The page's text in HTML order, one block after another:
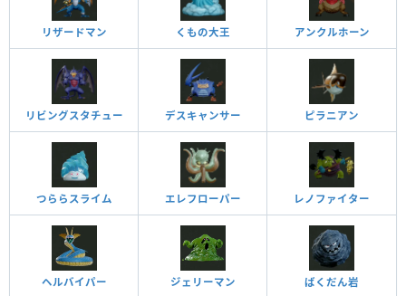
リザードマン くもの大王 アンクルホーン
リビングスタチュー デスキャンサー ピラニアン
つららスライム エレフローパー レノファイター
ヘルバイパー ジェリーマン ばくだん岩